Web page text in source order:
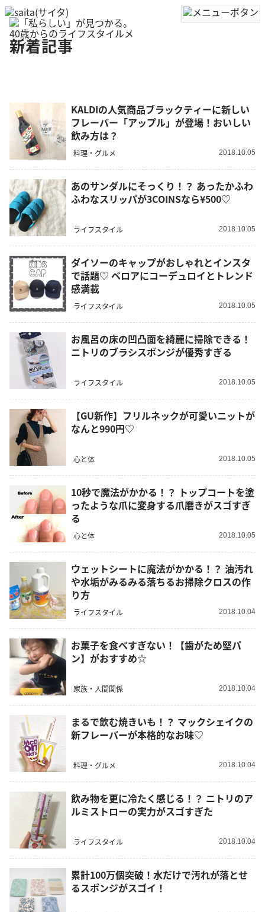
新着記事
KALDIの人気商品ブラックティーに新しい
フレーバー「アップル」が登場！おいしい
飲み方は？
料理・グルメ 2018.10.05
あのサンダルにそっくり！？ あったかふわ
ふわなスリッパが3COINSなら¥500♡
ライフスタイル 2018.10.05
ダイソーのキャップがおしゃれとインスタ
で話題♡ ベロアにコーデュロイとトレンド
感満載
ライフスタイル 2018.10.05
お風呂の床の凹凸面を綺麗に掃除できる！
ニトリのブラシスポンジが優秀すぎる
ライフスタイル 2018.10.05
【GU新作】フリルネックが可愛いニットが
なんと990円♡
心と体 2018.10.05
10秒で魔法がかかる！？ トップコートを塗
ったような爪に変身する爪磨きがスゴすぎ
る
心と体 2018.10.05
ウェットシートに魔法がかかる！？ 油汚れ
や水垢がみるみる落ちるお掃除クロスの作
り方
ライフスタイル 2018.10.04
お菓子を食べすぎない！【歯がため堅パ
ン】がおすすめ☆
家族・人間関係 2018.10.04
まるで飲む焼きいも！？ マックシェイクの
新フレーバーが本格的なお味♡
料理・グルメ 2018.10.04
飲み物を更に冷たく感じる！？ ニトリのア
ルミストローの実力がスゴすぎた
ライフスタイル 2018.10.04
累計100万個突破！水だけで汚れが落とせ
るスポンジがスゴイ！